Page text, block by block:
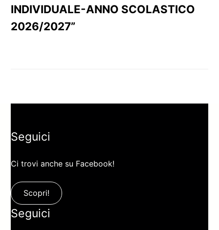
INDIVIDUALE-ANNO SCOLASTICO
2026/2027”
Seguici
Ci trovi anche su Facebook!
Scopri!
Seguici